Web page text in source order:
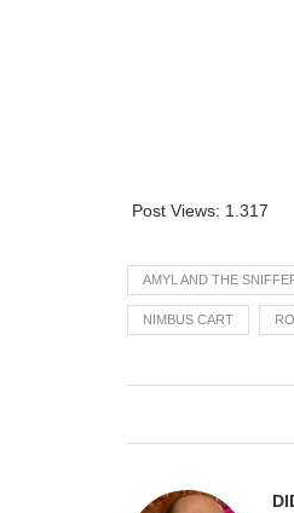
Post Views: 1.317
AMYL AND THE
NIMBUS CART